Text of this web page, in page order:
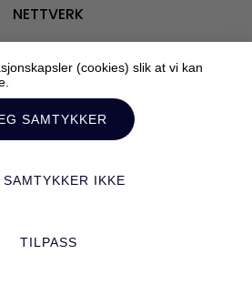
NETTVERK
MEDLEMMER
OM OSS
Mediebyrået Enklere Valg
(cookies) slik at vi kan
SAMTYKKER
SAMTYKKER IKKE
TILPASS